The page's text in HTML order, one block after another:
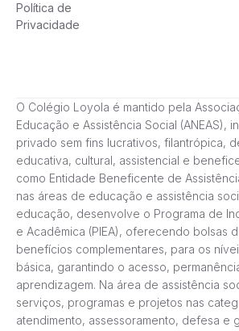
Política de
Privacidade
O Colégio Loyola é mantido pela
Educação e Assistência Social (ANEAS),
privado sem fins lucrativos, filantrópica,
educativa, cultural, assistencial e
como Entidade Beneficente de
nas áreas de educação e assistência
educação, desenvolve o Programa de
e Acadêmica (PIEA), oferecendo bolsas
benefícios complementares, para os
básica, garantindo o acesso,
aprendizagem. Na área de assistência
serviços, programas e projetos nas
atendimento, assessoramento, defesa e